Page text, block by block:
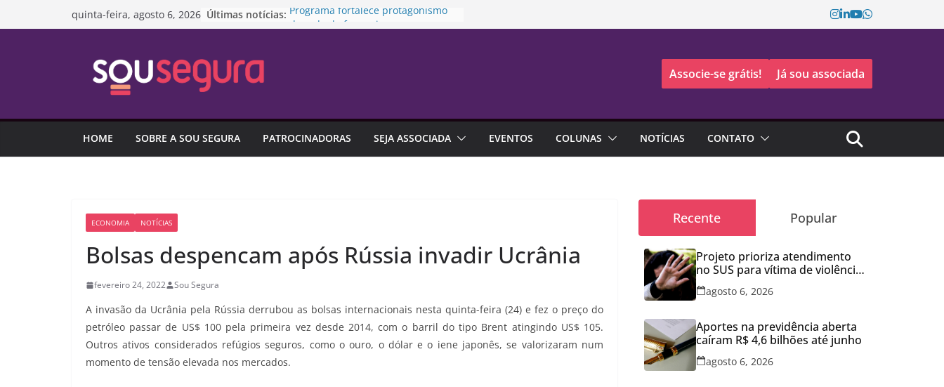
para
quinta-feira, agosto 6, 2026 Últimas notícias: Programa fortalece protagonismo
da rede de franquias
de conhecimento
Capitalização é alternativa de
Associe-se grátis! Já sou associada
HOME SOBRE A SOU SEGURA PATROCINADORAS SEJA ASSOCIADA EVENTOS COLUNAS NOTÍCIAS CONTATO
ECONOMIA NOTÍCIAS
Bolsas despencam após Rússia invadir Ucrânia
fevereiro 24, 2022 Sou Segura
A invasão da Ucrânia pela Rússia derrubou as bolsas internacionais nesta quinta-feira (24) e fez o preço do
petróleo passar de US$ 100 pela primeira vez desde 2014, com o barril do tipo Brent atingindo US$ 105.
Outros ativos considerados refúgios seguros, como o ouro, o dólar e o iene japonês, se valorizaram num
momento de tensão elevada nos mercados.
Recente Popular
Projeto prioriza atendimento
no SUS para vítima de violência
doméstica
agosto 6, 2026
Aportes na previdência aberta
caíram R$ 4,6 bilhões até junho
agosto 6, 2026